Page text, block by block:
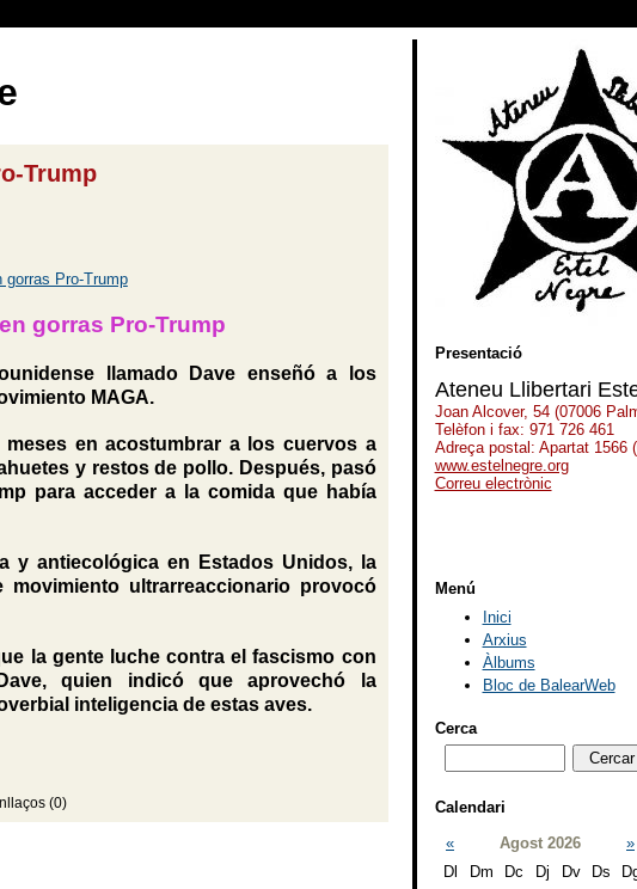
Trump
gorras Pro-Trump
llamado Dave enseñó a los
MAGA.
en acostumbrar a los cuervos a
y restos de pollo. Después, pasó
para acceder a la comida que había
y antiecológica en Estados Unidos, la
ultrarreaccionario provocó
la gente luche contra el fascismo con
quien indicó que aprovechó la
inteligencia de estas aves.
(0)
Presentació
Ateneu Llibertari
Joan Alcover, 54 (07006
Telèfon i fax: 971 726 461
Adreça postal: Apartat 1566
www.estelnegre.org
Correu electrònic
Menú
Inici
Arxius
Àlbums
Bloc de BalearWeb
Cerca
Calendari
«
Agost 2026
»
Dl
Dm Dc Dj Dv Ds